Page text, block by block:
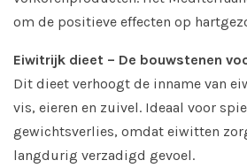
om de positieve effecten op
Eiwitrijk dieet – De bouwstenen
Dit dieet verhoogt de inname van
vis, eieren en zuivel. Ideaal voor
gewichtsverlies, omdat eiwitten
langdurig verzadigd gevoel.